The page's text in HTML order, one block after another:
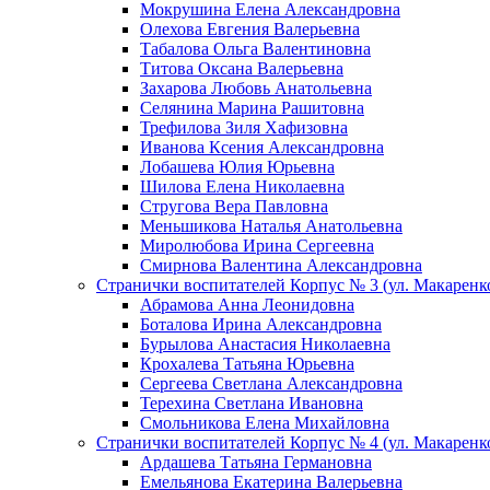
Мокрушина Елена Александровна
Олехова Евгения Валерьевна
Табалова Ольга Валентиновна
Титова Оксана Валерьевна
Захарова Любовь Анатольевна
Селянина Марина Рашитовна
Трефилова Зиля Хафизовна
Иванова Ксения Александровна
Лобашева Юлия Юрьевна
Шилова Елена Николаевна
Стругова Вера Павловна
Меньшикова Наталья Анатольевна
Миролюбова Ирина Сергеевна
Смирнова Валентина Александровна
Странички воспитателей Корпус № 3 (ул.
Абрамова Анна Леонидовна
Боталова Ирина Александровна
Бурылова Анастасия Николаевна
Крохалева Татьяна Юрьевна
Сергеева Светлана Александровна
Терехина Светлана Ивановна
Смольникова Елена Михайловна
Странички воспитателей Корпус № 4 (ул.
Ардашева Татьяна Германовна
Емельянова Екатерина Валерьевна